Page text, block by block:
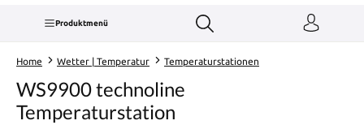
Produktmenü
Home Wetter | Temperatur Temperaturstationen
WS9900 technoline
Temperaturstation